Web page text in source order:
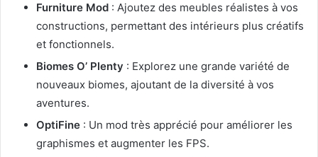
Furniture Mod : Ajoutez des meubles réalistes à vos
constructions, permettant des intérieurs plus créatifs
et fonctionnels.
Biomes O’ Plenty : Explorez une grande variété de
nouveaux biomes, ajoutant de la diversité à vos
aventures.
OptiFine : Un mod très apprécié pour améliorer les
graphismes et augmenter les FPS.